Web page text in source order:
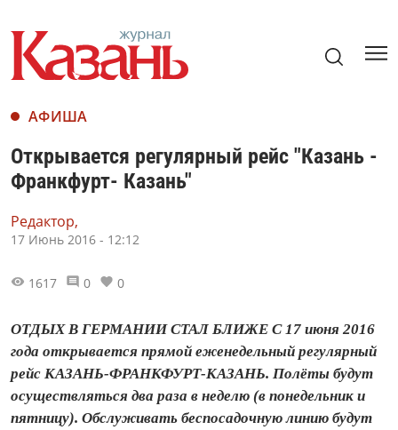
АФИША
Открывается регулярный рейс "Казань -
Франкфурт- Казань"
Редактор,
17 Июнь 2016 - 12:12
1617 0 0
ОТДЫХ В ГЕРМАНИИ СТАЛ БЛИЖЕ С 17 июня 2016
года открывается прямой еженедельный регулярный
рейс КАЗАНЬ-ФРАНКФУРТ-КАЗАНЬ. Полёты будут
осуществляться два раза в неделю (в понедельник и
пятницу). Обслуживать беспосадочную линию будут